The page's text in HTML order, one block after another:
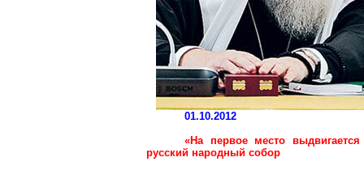
01.10.2012
«На первое место
русский народный собор